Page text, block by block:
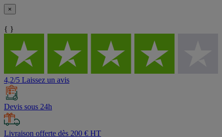
×
{ }
4,2/5 Laissez un avis
Devis sous 24h
Livraison offerte dès 200 € HT